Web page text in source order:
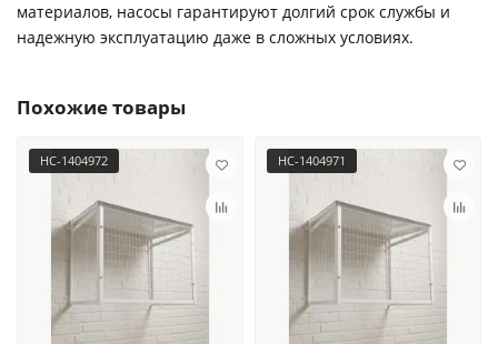
материалов, насосы гарантируют долгий срок службы и
надежную эксплуатацию даже в сложных условиях.
Похожие товары
НС-1404972 НС-1404971